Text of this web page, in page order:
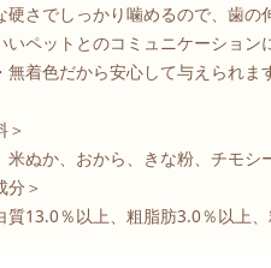
硬さでしっかり噛めるので、歯
いペットとのコミュニケーショ
無着色だから安心して与えられま
＞
米ぬか、おから、きな粉、チモ
分＞
質13.0％以上、粗脂肪3.0％以上